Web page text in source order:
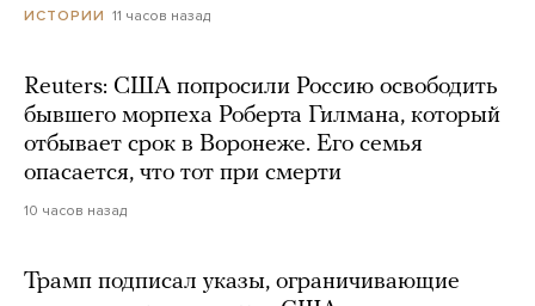
ИСТОРИИ 11 часов назад
Reuters: США попросили Россию освободить
бывшего морпеха Роберта Гилмана, который
отбывает срок в Воронеже. Его семья
опасается, что тот при смерти
10 часов назад
Трамп подписал указы, ограничивающие